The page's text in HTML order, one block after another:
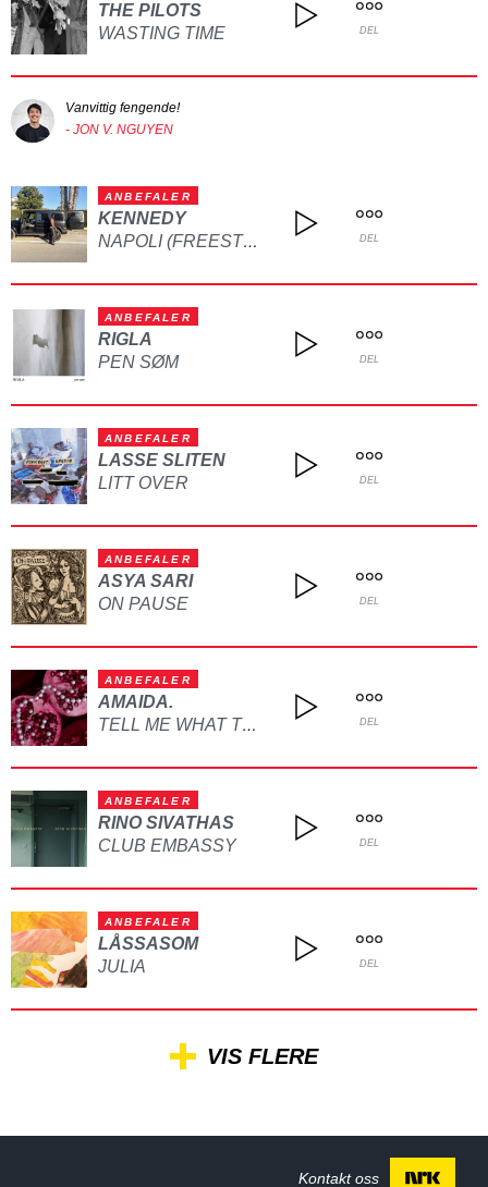
THE PILOTS
WASTING TIME
DEL
Vanvittig fengende!
- JON V. NGUYEN
ANBEFALER
KENNEDY
NAPOLI (FREESTYLE) DEL
ANBEFALER
RIGLA
PEN SØM
DEL
ANBEFALER
LASSE SLITEN
LITT OVER
DEL
ANBEFALER
ASYA SARI
ON PAUSE
DEL
ANBEFALER
AMAIDA.
TELL ME WHAT TO DO DEL
ANBEFALER
RINO SIVATHAS
CLUB EMBASSY
DEL
ANBEFALER
LÅSSASOM
JULIA
DEL
VIS FLERE
Kontakt oss